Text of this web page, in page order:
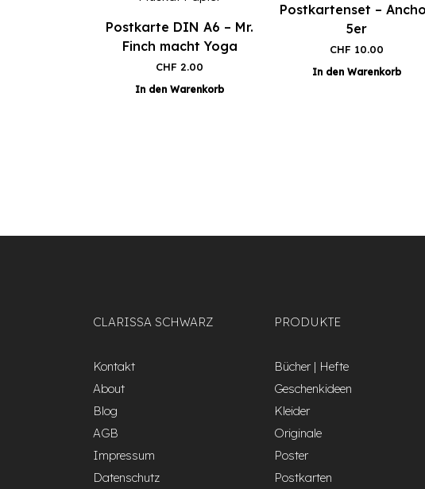
Postkarte DIN A6 – Mr.
Finch macht Yoga
CHF 2.00
In den Warenkorb
Postkartenset –
5er
CHF 10.00
In den Warenkorb
CLARISSA SCHWARZ
Kontakt
About
Blog
AGB
Impressum
Datenschutz
PRODUKTE
Bücher | Hefte
Geschenkideen
Kleider
Originale
Poster
Postkarten